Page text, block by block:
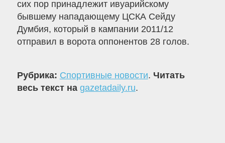
сих пор принадлежит ивуарийскому
бывшему нападающему ЦСКА Сейду
Думбия, который в кампании 2011/12
отправил в ворота оппонентов 28 голов.
Рубрика: Спортивные новости. Читать
весь текст на gazetadaily.ru.